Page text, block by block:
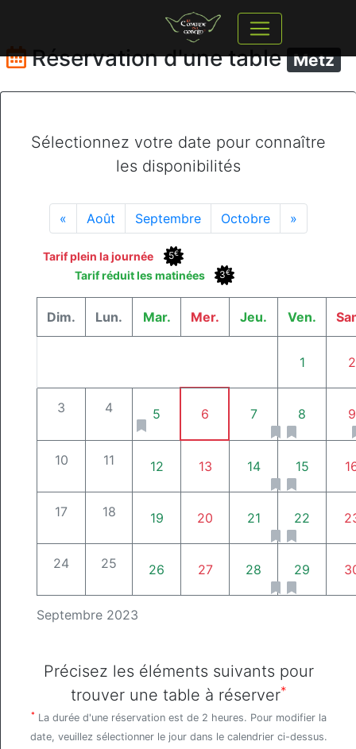
Réservation d'une table Metz
Sélectionnez votre date pour connaître
les disponibilités
« Août Septembre Octobre »
5€
Tarif plein la journée
3€
Tarif réduit les matinées
Septembre 2023
Dim. Lun. Mar. Mer. Jeu. Ven.
1 2
3 4 5 6 7 8 9
10 11 12 13 14 15
17 18 19 20 21 22
24 25 26 27 28 29
Précisez les éléments suivants pour
trouver une table à réserver*
* La durée d'une réservation est de 2 heures. Pour modifier la
date, veuillez sélectionner le jour dans le calendrier ci-dessus.